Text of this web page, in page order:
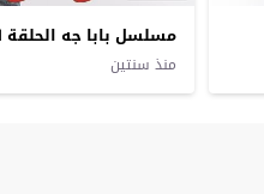
مسلسل بابا جه الحلقة 1 سيما كلوب
منذ سنتين